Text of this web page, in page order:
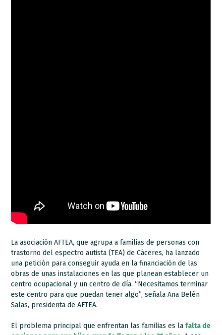
La asociación AFTEA, que agrupa a familias de personas con
trastorno del espectro autista (TEA) de Cáceres, ha lanzado
una petición para conseguir ayuda en la financiación de las
obras de unas instalaciones en las que planean establecer un
centro ocupacional y un centro de día. “Necesitamos terminar
este centro para que puedan tener algo”, señala Ana Belén
Salas, presidenta de AFTEA.
El problema principal que enfrentan las familias es la falta de